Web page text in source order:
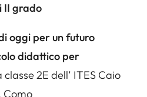
II grado
oggi per un futuro
didattico per
classe 2E dell’ ITES Caio
Como